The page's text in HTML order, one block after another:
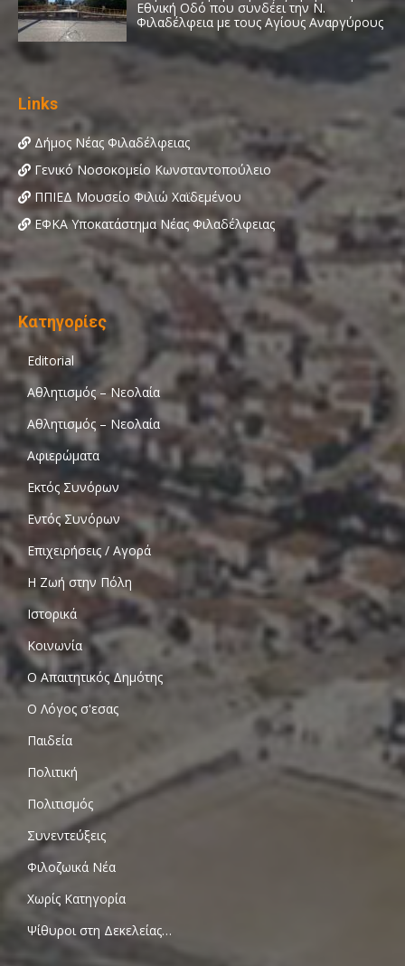
Links
Δήμος Νέας Φιλαδέλφειας
Γενικό Νοσοκομείο Κωνσταντοπούλειο
ΠΠΙΕΔ Μουσείο Φιλιώ Χαϊδεμένου
ΕΦΚΑ Υποκατάστημα Νέας Φιλαδέλφειας
Κατηγορίες
Editorial
Αθλητισμός – Νεολαία
Αθλητισμός – Νεολαία
Αφιερώματα
Εκτός Συνόρων
Εντός Συνόρων
Επιχειρήσεις / Αγορά
Η Ζωή στην Πόλη
Ιστορικά
Κοινωνία
Ο Απαιτητικός Δημότης
Ο Λόγος σ'εσας
Παιδεία
Πολιτική
Πολιτισμός
Συνεντεύξεις
Φιλοζωικά Νέα
Χωρίς Κατηγορία
Ψίθυροι στη Δεκελείας…